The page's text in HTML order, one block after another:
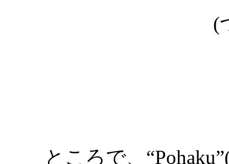
(
ところで、